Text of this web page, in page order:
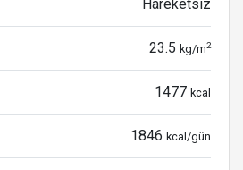
Hareketsiz
23.5 kg/m2
1477 kcal
1846 kcal/gün